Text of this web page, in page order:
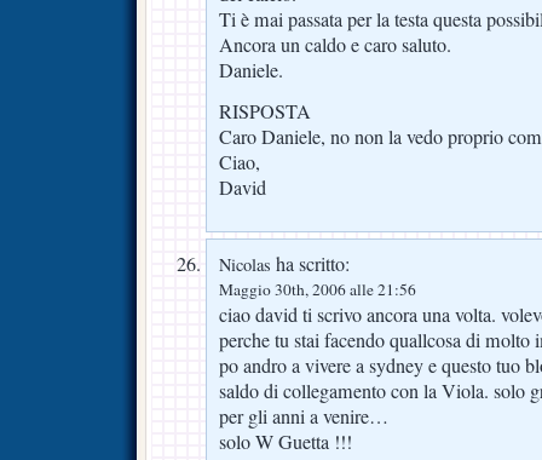
Ti è mai passata per la testa questa
Ancora un caldo e caro saluto.
Daniele.
RISPOSTA
Caro Daniele, no non la vedo proprio
Ciao,
David
Nicolas ha scritto:
Maggio 30th, 2006 alle 21:56
ciao david ti scrivo ancora una volta.
perche tu stai facendo quallcosa di molto
po andro a vivere a sydney e questo tuo
saldo di collegamento con la Viola. solo
per gli anni a venire…
solo W Guetta !!!